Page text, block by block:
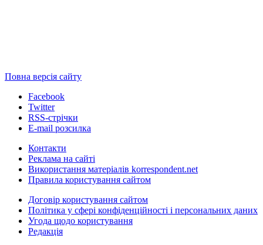
Повна версія сайту
Facebook
Twitter
RSS-стрічки
E-mail розсилка
Контакти
Реклама на сайті
Використання матеріалів korrespondent.net
Правила користування сайтом
Договір користування сайтом
Політика у сфері конфіденційності і персональних даних
Угода щодо користування
Редакція